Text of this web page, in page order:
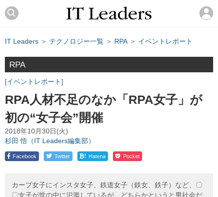
IT Leaders ＞ テクノロジー一覧 ＞ RPA ＞ イベントレポート
RPA
イベントレポート
RPA人材不足のなか「RPA女子」が
初の“女子会”開催
2018年10月30日(火)
杉田 悟（IT Leaders編集部）
Facebook Twitter ! Hatena Pocket
カープ女子にインスタ女子、鉄道女子（鉄女、鉄子）など、〇
〇女子が世の中に氾濫しているが、どちらかというと男社会だ